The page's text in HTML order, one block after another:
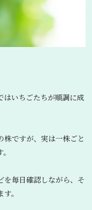
はいちごたちが順調に成
株ですが、実は一株ごと
を毎日確認しながら、そ
。